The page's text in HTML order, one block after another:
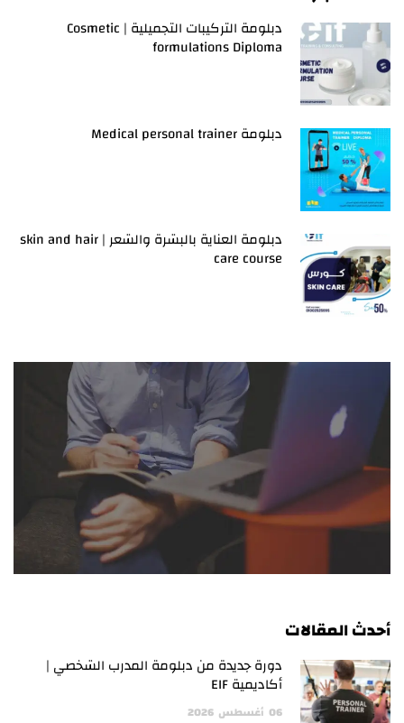
دبلومة التركيبات التجميلية | Cosmetic
formulations Diploma
دبلومة Medical personal trainer
دبلومة العناية بالبشرة والشعر | skin and hair
care course
أحدث المقالات
دورة جديدة من دبلومة المدرب الشخصي |
أكاديمية EIF
06 أغسطس 2026